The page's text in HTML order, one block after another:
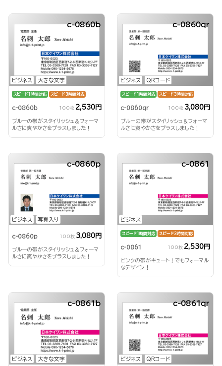
ビジネス 大きな文字
c-0860b
スピード1時間対応 スピード3時間対応
c-0860b 100枚 2,530円
ブルーの帯がスタイリッシュ＆フォーマ
ルさに爽やかさをプラスしました！
ビジネス QRコード
c-0860qr
スピード1時間対応 スピード3時間対応
c-0860qr 100枚 3,080円
ブルーの帯がスタイリッシュ＆フォーマ
ルさに爽やかさをプラスしました！
ビジネス 写真入り
c-0860p
c-0860p 100枚 3,080円
ブルーの帯がスタイリッシュ＆フォーマ
ルさに爽やかさをプラスしました！
ビジネス
c-0861
スピード1時間対応 スピード3時間対応
c-0861 100枚 2,530円
ピンクの帯がキュート！でもフォーマル
なデザイン！
ビジネス 大きな文字
c-0861b
ビジネス QRコード
c-0861qr